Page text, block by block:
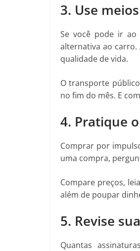
3. Use
Se você pode ir
alternativa ao carro.
qualidade de vida.
O transporte
no fim do mês. E
4. Pratique
Comprar por
uma compra,
Compare preços,
além de poupar
5. Revise
Quantas